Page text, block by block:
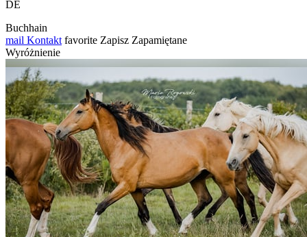
DE
Buchhain
mail Kontakt favorite Zapisz Zapamiętane
Wyróżnienie